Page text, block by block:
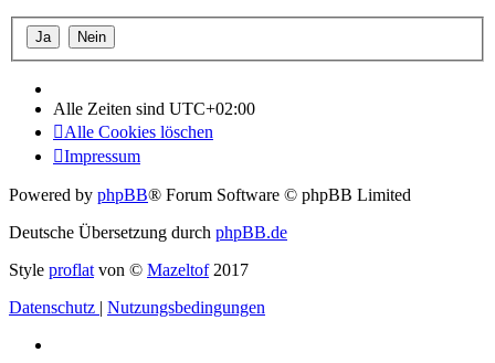
Alle Zeiten sind UTC+02:00
Alle Cookies löschen
Impressum
Powered by phpBB® Forum Software © phpBB Limited
Deutsche Übersetzung durch phpBB.de
Style proflat von © Mazeltof2017
Datenschutz | Nutzungsbedingungen